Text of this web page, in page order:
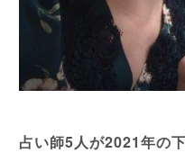
占い師5人が2021年の